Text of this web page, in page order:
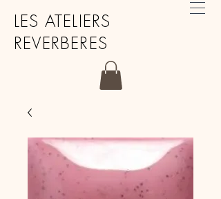
LES ATELIERS
REVERBERES